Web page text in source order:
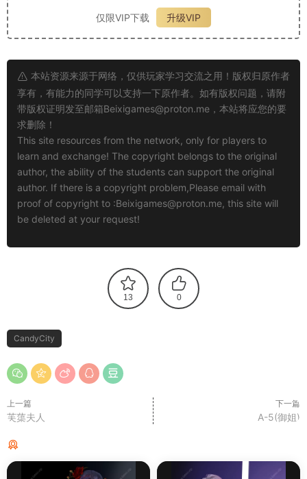
仅限VIP下载
升级VIP
本站资源来源于网络，仅供玩家学习交流之用！版权归原作者
享有，有能力的同学可以支持一下原作者。如有版权问题，请附
带版权证明发至邮箱Beixigames@proton.me ，本站将应您的要
求删除！
This site resources from the network, only for players to
learn and exchange! The copyright belongs to the original
author, the ability of the students can support the original
author. If there is a copyright problem,Please email with
proof of copyright to :Beixigames@proton.me, this site will
be deleted at your request!
13 0
CandyCity
上一篇
芙蕖夫人
下一篇
A-5(御姐)